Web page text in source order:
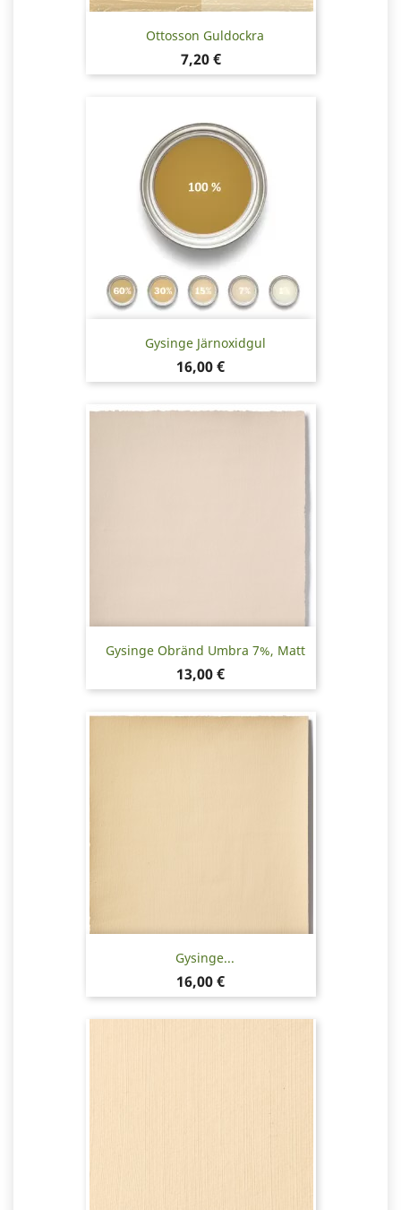
Ottosson Guldockra
Pris
7,20 €
Gysinge Järnoxidgul
Pris
16,00 €
Gysinge Obränd Umbra 7%, Matt
Pris
13,00 €
Gysinge...
Pris
16,00 €